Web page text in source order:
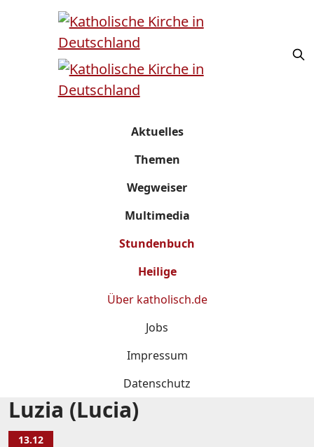
Aktuelles
Themen
Wegweiser
Multimedia
Stundenbuch
Heilige
Über katholisch.de
Jobs
Impressum
Datenschutz
Luzia (Lucia)
13.12